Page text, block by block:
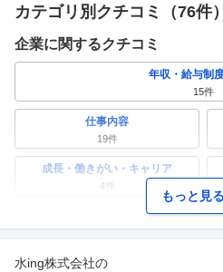
カテゴリ別クチコミ（76件）
企業に関するクチコミ
年収・給与制
15件
仕事内容
19件
成長・働きがい・キャリア
4件
ワークライフバランス
副業
もっと見る
水ing株式会社の